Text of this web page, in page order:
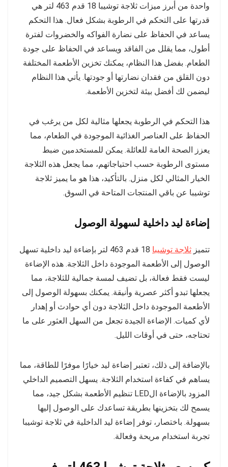
واحدة من أبرز ميزات ثلاجة توشيبا 18 قدم 463 لتر هي
قدرتها على التحكم في الرطوبة بشكل فعال. هذا التحكم
يساعد في الحفاظ على نضارة الفواكه والخضروات لفترة
أطول، مما يقلل من الفاقد ويساعد في الحفاظ على جودة
الطعام. بفضل هذا النظام، يمكنك تخزين الأطعمة المختلفة
دون القلق من فقدان نضارتها أو جودتها. يأتي هذا النظام
ليضمن لك أفضل بيئة لتخزين الأطعمة.
هذا التحكم في الرطوبة يجعلها مثالية لكل من يرغب في
الحفاظ على العناصر الغذائية الموجودة في الطعام، مما
يعزز الصحة العامة للعائلة. يمكن للمستخدمين ضبط
مستوى الرطوبة حسب احتياجاتهم، مما يجعل هذه الثلاجة
الخيار المثالي لكل منزل. بالتأكيد، هذا هو ما يميز ثلاجة
توشيبا عن باقي المنتجات المتاحة في السوق.
إضاءة ليد داخلية لسهولة الوصول
تتميز ثلاجة توشيبا
18 قدم 463 لتر بإضاءة ليد داخلية تسهل
الوصول إلى الأطعمة الموجودة داخل الثلاجة. هذه الإضاءة
ليست فقط فعالة، بل تضيف لمسة جمالية للثلاجة، مما
يجعلها تبدو أكثر عصرية وأنيقة. يمكنك بسهولة الوصول إلى
الأطعمة الموجودة داخل الثلاجة دون أي حوادث أو إهدار
لأي كميات. الإضاءة الجيدة تجعل من السهل العثور على ما
تحتاجه، حتى في أوقات الليل.
بالإضافة إلى ذلك، تعتبر إضاءة ليد خيارًا موفرًا للطاقة، مما
يساهم في كفاءة استخدام الثلاجة. يسهل التصميم الداخلي
المزود بالإضاءة الLED تنظيم الأطعمة بشكل جيد، مما
يسمح لك بتخزينها بطريقة تساعدك على الوصول إليها
بسهولة. باختصار، توفر إضاءة ليد الداخلية في ثلاجة توشيبا
تجربة استخدام مريحة وفعالة.